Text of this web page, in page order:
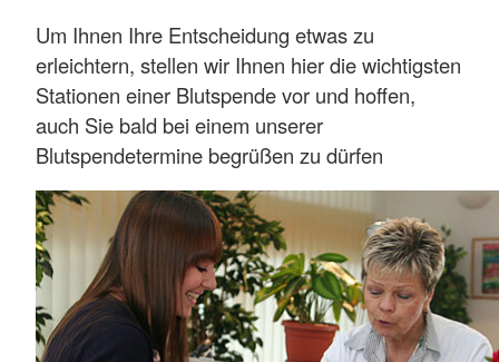
Um Ihnen Ihre Entscheidung etwas zu
erleichtern, stellen wir Ihnen hier die wichtigsten
Stationen einer Blutspende vor und hoffen,
auch Sie bald bei einem unserer
Blutspendetermine begrüßen zu dürfen